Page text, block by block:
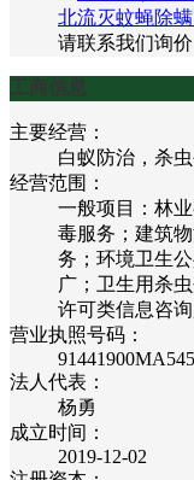
北流灭蚊蝇除
请联系我们询价
工商信息
主要经营：
白蚁防治，杀
经营范围：
一般项目：林
毒服务；建筑
务；环境卫生
广；卫生用杀
许可类信息咨
营业执照号码：
法人代表：
杨勇
成立时间：
2019-12-02